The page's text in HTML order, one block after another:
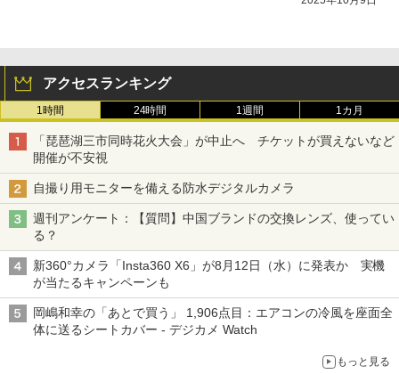
アクセスランキング
1時間 24時間 1週間 1カ月
「琵琶湖三市同時花火大会」が中止へ チケットが買えないなど
開催が不安視
自撮り用モニターを備える防水デジタルカメラ
週刊アンケート：【質問】中国ブランドの交換レンズ、使ってい
る？
新360°カメラ「Insta360 X6」が8月12日（水）に発表か 実機
が当たるキャンペーンも
岡嶋和幸の「あとで買う」 1,906点目：エアコンの冷風を座面全
体に送るシートカバー - デジカメ Watch
もっと見る